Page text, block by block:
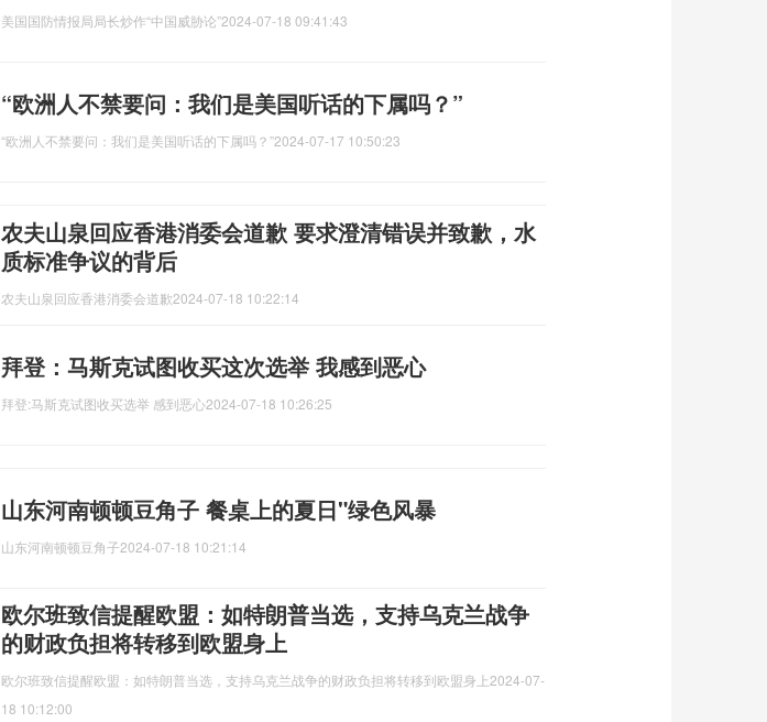
美国国防情报局局长炒作“中国威胁论”2024-07-18 09:41:43
“欧洲人不禁要问：我们是美国听话的下属吗？”
“欧洲人不禁要问：我们是美国听话的下属吗？”2024-07-17 10:50:23
农夫山泉回应香港消委会道歉 要求澄清错误并致歉，水
质标准争议的背后
农夫山泉回应香港消委会道歉2024-07-18 10:22:14
拜登：马斯克试图收买这次选举 我感到恶心
拜登:马斯克试图收买选举 感到恶心2024-07-18 10:26:25
山东河南顿顿豆角子 餐桌上的夏日"绿色风暴
山东河南顿顿豆角子2024-07-18 10:21:14
欧尔班致信提醒欧盟：如特朗普当选，支持乌克兰战争
的财政负担将转移到欧盟身上
欧尔班致信提醒欧盟：如特朗普当选，支持乌克兰战争的财政负担将转移到欧盟身上2024-07-
18 10:12:00